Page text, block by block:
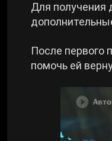
Для получения
После первого
помочь ей